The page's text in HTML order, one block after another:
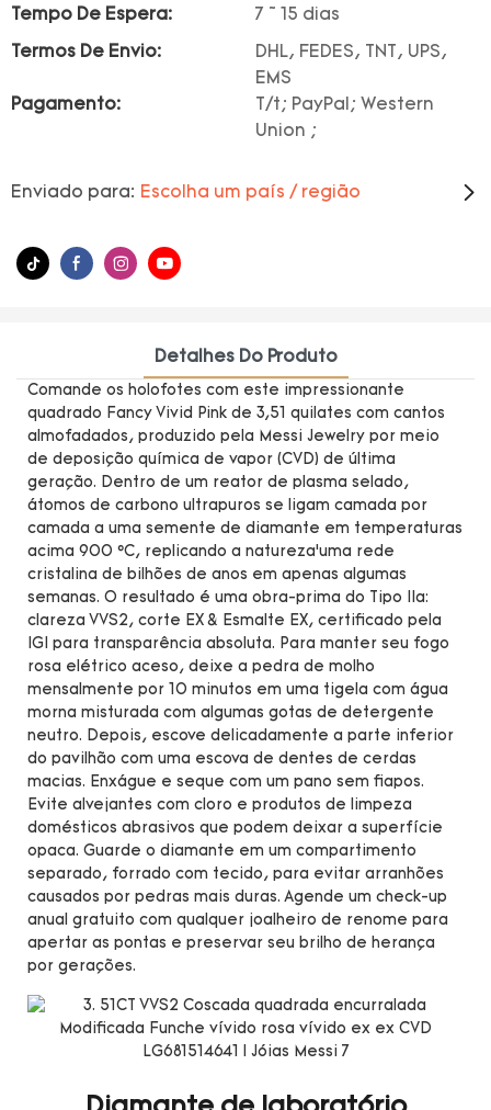
Tempo De Espera: 7 ~ 15 dias
Termos De Envio:
DHL, FEDES, TNT, UPS,
EMS
Pagamento:
T/t; PayPal; Western
Union ;
Enviado para: Escolha um país / região
Detalhes Do Produto
Comande os holofotes com este impressionante
quadrado Fancy Vivid Pink de 3,51 quilates com cantos
almofadados, produzido pela Messi Jewelry por meio
de deposição química de vapor (CVD) de última
geração. Dentro de um reator de plasma selado,
átomos de carbono ultrapuros se ligam camada por
camada a uma semente de diamante em temperaturas
acima 900 °C, replicando a natureza’uma rede
cristalina de bilhões de anos em apenas algumas
semanas. O resultado é uma obra-prima do Tipo IIa:
clareza VVS2, corte EX & Esmalte EX, certificado pela
IGI para transparência absoluta. Para manter seu fogo
rosa elétrico aceso, deixe a pedra de molho
mensalmente por 10 minutos em uma tigela com água
morna misturada com algumas gotas de detergente
neutro. Depois, escove delicadamente a parte inferior
do pavilhão com uma escova de dentes de cerdas
macias. Enxágue e seque com um pano sem fiapos.
Evite alvejantes com cloro e produtos de limpeza
domésticos abrasivos que podem deixar a superfície
opaca. Guarde o diamante em um compartimento
separado, forrado com tecido, para evitar arranhões
causados ​​por pedras mais duras. Agende um check-up
anual gratuito com qualquer joalheiro de renome para
apertar as pontas e preservar seu brilho de herança
por gerações.